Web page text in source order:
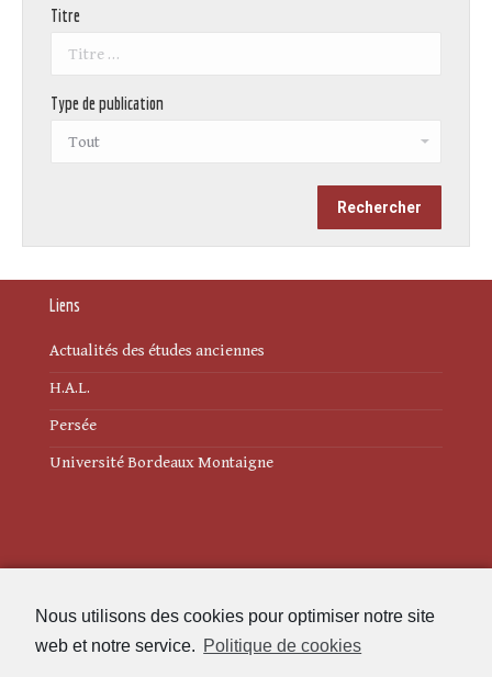
Nous utilisons des cookies pour optimiser notre site
web et notre service. Politique de cookies
Titre
Type de publication
Liens
Actualités des études anciennes
H.A.L.
Persée
Université Bordeaux Montaigne
Politique de cookies (UE)